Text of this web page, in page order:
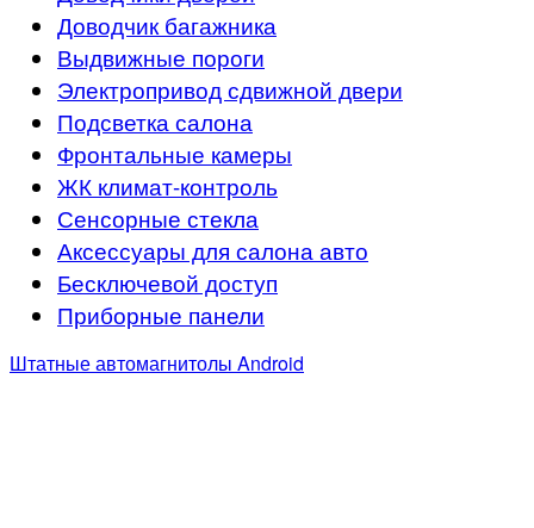
Доводчик багажника
Выдвижные пороги
Электропривод сдвижной двери
Подсветка салона
Фронтальные камеры
ЖК климат-контроль
Сенсорные стекла
Аксессуары для салона авто
Бесключевой доступ
Приборные панели
Штатные автомагнитолы Android